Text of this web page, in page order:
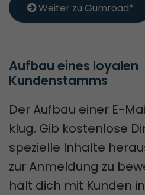
Weiter zu Gumroad*
Aufbau eines loyalen
Kundenstamms
Der Aufbau einer E-
klug. Gib kostenlose
spezielle Inhalte
zur Anmeldung zu
hält dich mit Kunden